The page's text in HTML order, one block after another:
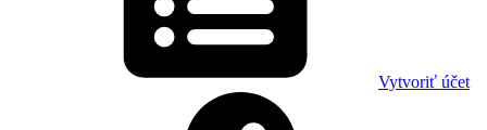
Vytvoriť účet